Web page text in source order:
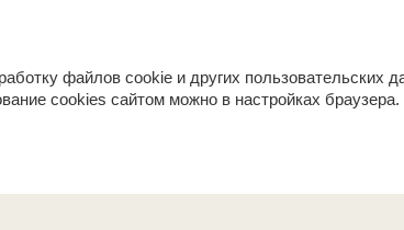
файлов cookie и других пользовательских
cookies сайтом можно в настройках браузера.